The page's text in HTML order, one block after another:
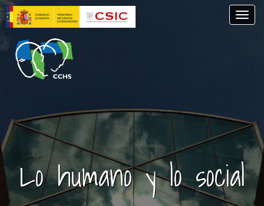
Pasar
al
contenido
principal
Lo humano y lo social